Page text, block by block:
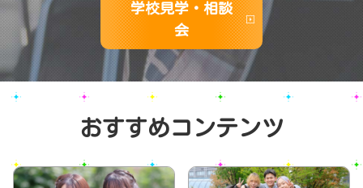
学校見学・相談
会
おすすめコンテンツ